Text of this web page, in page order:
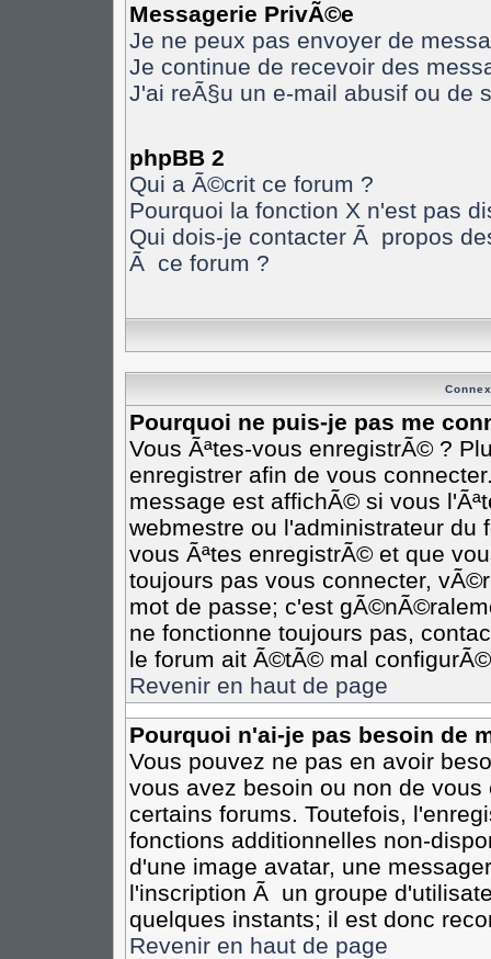
Messagerie PrivÃ©e
Je ne peux pas envoyer de
Je continue de recevoir des
J'ai reÃ§u un e-mail abusif ou de
phpBB 2
Qui a Ã©crit ce forum ?
Pourquoi la fonction X n'est pas
Qui dois-je contacter Ã propos
Ã ce forum ?
Pourquoi ne puis-je pas me
Vous Ãªtes-vous enregistrÃ© ?
enregistrer afin de vous
message est affichÃ© si vous
webmestre ou l'administrateur du
vous Ãªtes enregistrÃ© et que
toujours pas vous connecter,
mot de passe; c'est
ne fonctionne toujours pas,
le forum ait Ã©tÃ© mal
Revenir en haut de page
Pourquoi n'ai-je pas besoin de
Vous pouvez ne pas en avoir
vous avez besoin ou non de
certains forums. Toutefois,
fonctions additionnelles non-
d'une image avatar, une
l'inscription Ã un groupe
quelques instants; il est donc
Revenir en haut de page